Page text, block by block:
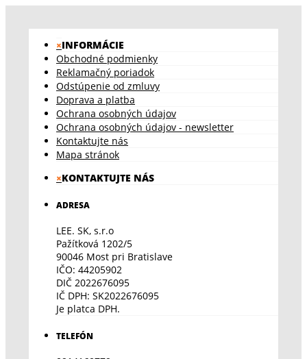
×INFORMÁCIE
Obchodné podmienky
Reklamačný poriadok
Odstúpenie od zmluvy
Doprava a platba
Ochrana osobných údajov
Ochrana osobných údajov - newsletter
Kontaktujte nás
Mapa stránok
×KONTAKTUJTE NÁS
ADRESA
LEE. SK, s.r.o
Pažítková 1202/5
90046 Most pri Bratislave
IČO: 44205902
DIČ 2022676095
IČ DPH: SK2022676095
Je platca DPH.
TELEFÓN